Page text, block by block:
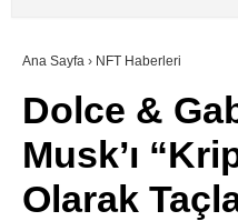
SÖZLÜK
Ana Sayfa › NFT Haberleri
Dolce &
Musk’ı
Olarak